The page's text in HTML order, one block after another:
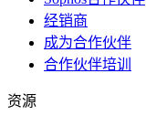
经销商
成为合作伙伴
合作伙伴培训
资源